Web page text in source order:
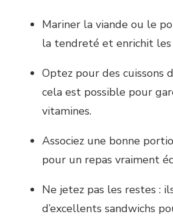
Mariner la viande ou le
la tendreté et enrichit les
Optez pour des cuissons
cela est possible pour
vitamines.
Associez une bonne
pour un repas vraiment
Ne jetez pas les restes :
d’excellents sandwichs